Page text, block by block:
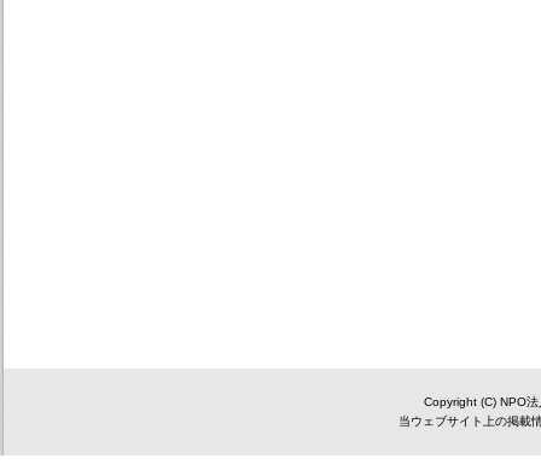
Copyright (C) NPO
当ウェブサイト上の掲載